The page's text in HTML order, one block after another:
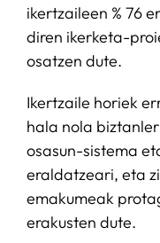
ikertzaileen % 76
diren ikerketa-
osatzen dute.
Ikertzaile horiek
hala nola
osasun-sistema
eraldatzeari, eta
emakumeak
erakusten dute.